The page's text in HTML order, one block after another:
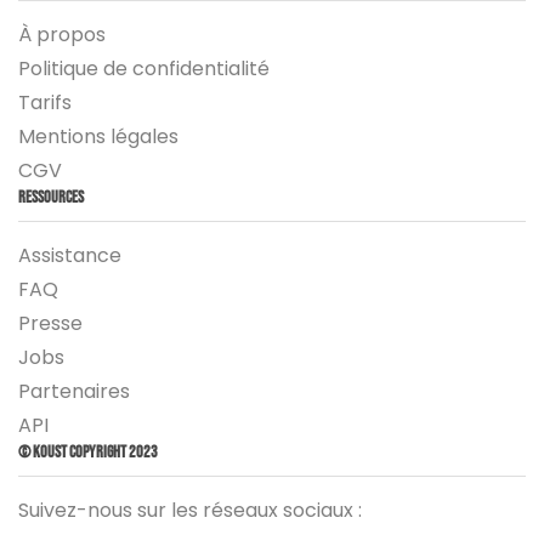
À propos
Politique de confidentialité
Tarifs
Mentions légales
CGV
Ressources
Assistance
FAQ
Presse
Jobs
Partenaires
API
© Koust Copyright 2023
Suivez-nous sur les réseaux sociaux :